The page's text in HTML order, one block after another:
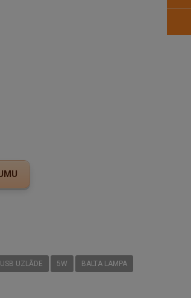
USB UZLĀDE 5W
BALTA LAMPA